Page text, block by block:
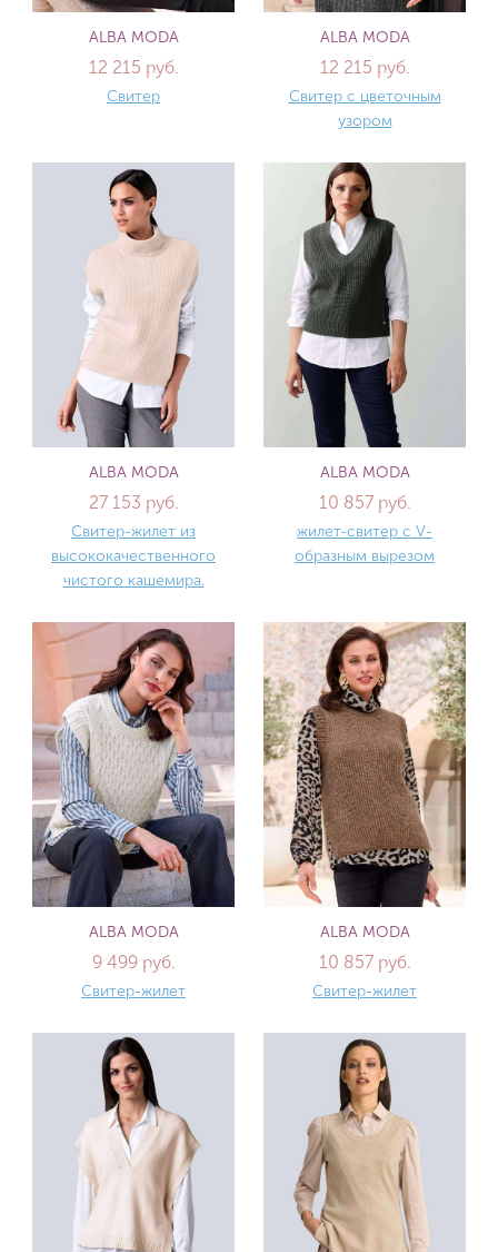
ALBA MODA
12 215 руб.
Свитер
ALBA MODA
12 215 руб.
Свитер с цветочным
узором
ALBA MODA
27 153 руб.
Свитер-жилет из
высококачественного
чистого кашемира.
ALBA MODA
10 857 руб.
жилет-свитер с V-
образным вырезом
ALBA MODA
9 499 руб.
Свитер-жилет
ALBA MODA
10 857 руб.
Свитер-жилет